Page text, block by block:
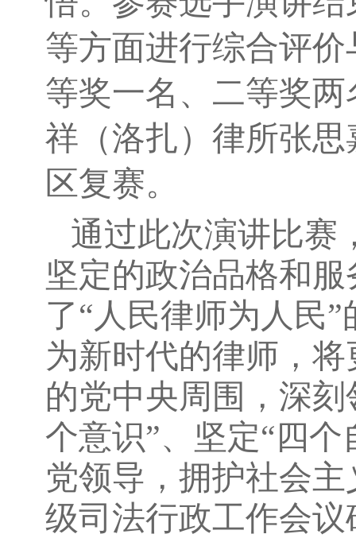
等方面进行综合评
等奖一名、二等奖
祥（洛扎）律所张
区复赛。
通过此次演讲比赛
坚定的政治品格和
了“人民律师为人民
为新时代的律师，
的党中央周围，深
个意识”、坚定“四
党领导，拥护社会
级司法行政工作会